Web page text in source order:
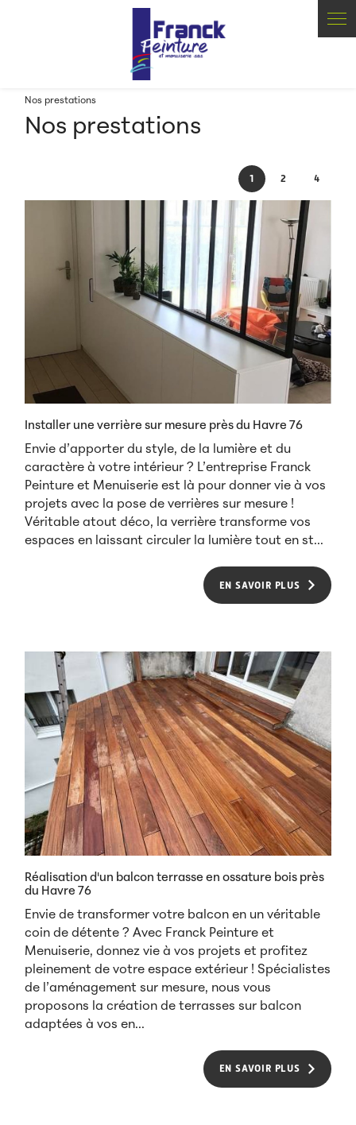
Nos prestations
Nos prestations
1 2 4
Installer une verrière sur mesure près du Havre 76
Envie d’apporter du style, de la lumière et du
caractère à votre intérieur ? L’entreprise Franck
Peinture et Menuiserie est là pour donner vie à vos
projets avec la pose de verrières sur mesure !
Véritable atout déco, la verrière transforme vos
espaces en laissant circuler la lumière tout en st...
EN SAVOIR PLUS
Réalisation d'un balcon terrasse en ossature bois près
du Havre 76
Envie de transformer votre balcon en un véritable
coin de détente ? Avec Franck Peinture et
Menuiserie, donnez vie à vos projets et profitez
pleinement de votre espace extérieur ! Spécialistes
de l’aménagement sur mesure, nous vous
proposons la création de terrasses sur balcon
adaptées à vos en...
EN SAVOIR PLUS
Panneau de gestion des cookies